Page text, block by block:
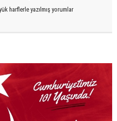
harflerle yazılmış yorumlar